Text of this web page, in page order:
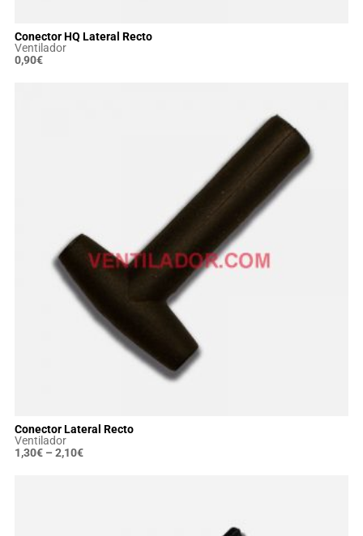
Conector HQ Lateral Recto
Ventilador
0,90€
Conector Lateral Recto
Ventilador
1,30€– 2,10€